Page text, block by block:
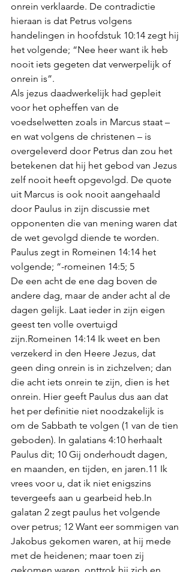
onrein verklaarde. De contradictie
hieraan is dat Petrus volgens
handelingen in hoofdstuk 10:14 zegt hij
het volgende; “Nee heer want ik heb
nooit iets gegeten dat verwerpelijk of
onrein is”.
Als jezus daadwerkelijk had gepleit
voor het opheffen van de
voedselwetten zoals in Marcus staat –
en wat volgens de christenen – is
overgeleverd door Petrus dan zou het
betekenen dat hij het gebod van Jezus
zelf nooit heeft opgevolgd. De quote
uit Marcus is ook nooit aangehaald
door Paulus in zijn discussie met
opponenten die van mening waren dat
de wet gevolgd diende te worden.
Paulus zegt in Romeinen 14:14 het
volgende; “-romeinen 14:5; 5
De een acht de ene dag boven de
andere dag, maar de ander acht al de
dagen gelijk. Laat ieder in zijn eigen
geest ten volle overtuigd
zijn.Romeinen 14:14 Ik weet en ben
verzekerd in den Heere Jezus, dat
geen ding onrein is in zichzelven; dan
die acht iets onrein te zijn, dien is het
onrein. Hier geeft Paulus dus aan dat
het per definitie niet noodzakelijk is
om de Sabbath te volgen (1 van de tien
geboden). In galatians 4:10 herhaalt
Paulus dit; 10 Gij onderhoudt dagen,
en maanden, en tijden, en jaren.11 Ik
vrees voor u, dat ik niet enigszins
tevergeefs aan u gearbeid heb.In
galatan 2 zegt paulus het volgende
over petrus; 12 Want eer sommigen van
Jakobus gekomen waren, at hij mede
met de heidenen; maar toen zij